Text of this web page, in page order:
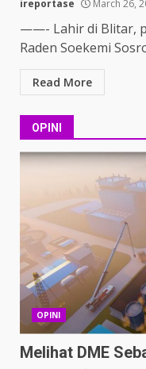
ireportase March 26,
——- Lahir di Blitar,
Raden Soekemi
Read More
OPINI
OPINI
Melihat DME